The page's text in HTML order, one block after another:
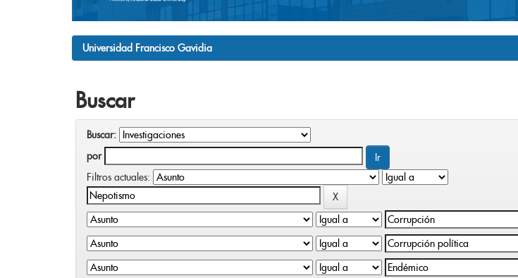
Universidad Francisco Gavidia
Buscar
Buscar:
por
Filtros actuales: